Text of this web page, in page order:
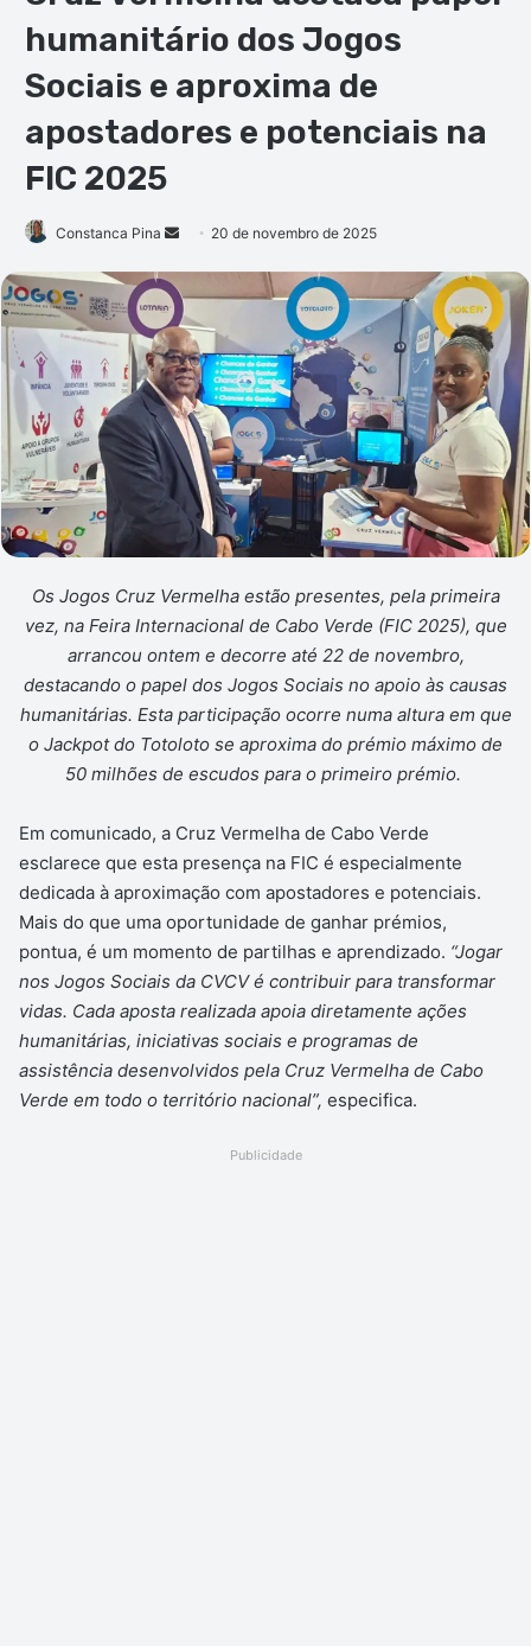
humanitário dos Jogos
Sociais e aproxima de
apostadores e potenciais na
FIC 2025
Constanca Pina
Mande
e-
mail
20 de novembro de 2025
Os Jogos Cruz Vermelha estão presentes, pela primeira
vez, na Feira Internacional de Cabo Verde (FIC 2025), que
arrancou ontem e decorre até 22 de novembro,
destacando o papel dos Jogos Sociais no apoio às causas
humanitárias. Esta participação ocorre numa altura em que
o Jackpot do Totoloto se aproxima do prémio máximo de
50 milhões de escudos para o primeiro prémio.
Em comunicado, a Cruz Vermelha de Cabo Verde
esclarece que esta presença na FIC é especialmente
dedicada à aproximação com apostadores e potenciais.
Mais do que uma oportunidade de ganhar prémios,
pontua, é um momento de partilhas e aprendizado. “Jogar
nos Jogos Sociais da CVCV é contribuir para transformar
vidas. Cada aposta realizada apoia diretamente ações
humanitárias, iniciativas sociais e programas de
assistência desenvolvidos pela Cruz Vermelha de Cabo
Verde em todo o território nacional”, especifica.
Publicidade